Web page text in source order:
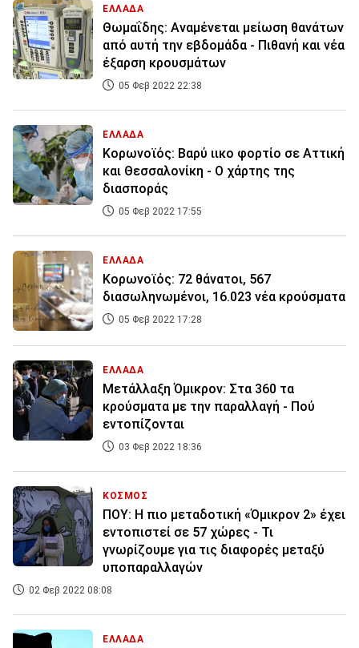
ΕΛΛΑΔΑ
Θωμαΐδης: Αναμένεται μείωση θανάτων
από αυτή την εβδομάδα - Πιθανή και νέα
έξαρση κρουσμάτων
05 Φεβ 2022 22:38
ΕΛΛΑΔΑ
Κορωνοϊός: Βαρύ ιικο φορτίο σε Αττική
και Θεσσαλονίκη - Ο χάρτης της
διασποράς
05 Φεβ 2022 17:55
ΕΛΛΑΔΑ
Κορωνοϊός: 72 θάνατοι, 567
διασωληνωμένοι, 16.023 νέα κρούσματα
05 Φεβ 2022 17:28
ΕΛΛΑΔΑ
Μετάλλαξη Όμικρον: Στα 360 τα
κρούσματα με την παραλλαγή - Πού
εντοπίζονται
03 Φεβ 2022 18:36
ΚΟΣΜΟΣ
ΠΟΥ: Η πιο μεταδοτική «Όμικρον 2» έχει
εντοπιστεί σε 57 χώρες - Τι
γνωρίζουμε για τις διαφορές μεταξύ
υποπαραλλαγών
02 Φεβ 2022 08:08
ΕΛΛΑΔΑ